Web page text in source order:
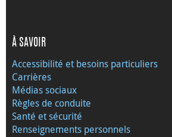
À SAVOIR
Accessibilité et besoins particuliers
Carrières
Médias sociaux
Règles de conduite
Santé et sécurité
Renseignements personnels